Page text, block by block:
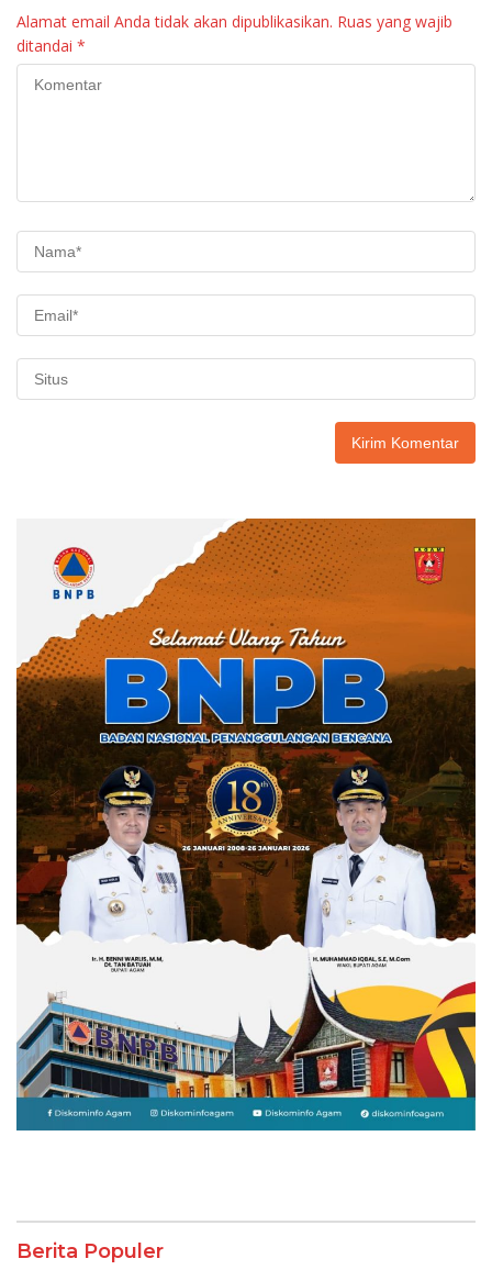
Alamat email Anda tidak akan dipublikasikan. Ruas yang wajib
ditandai *
Berita Populer